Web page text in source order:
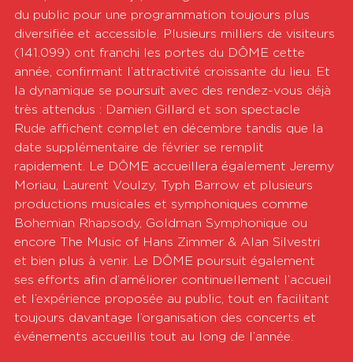
du public pour une programmation toujours plus
diversifiée et accessible. Plusieurs milliers de visiteurs
(141.099) ont franchi les portes du DÔME cette
année, confirmant l’attractivité croissante du lieu. Et
la dynamique se poursuit avec des rendez-vous déjà
très attendus : Damien Gillard et son spectacle
Rude affichent complet en décembre tandis que la
date supplémentaire de février se remplit
rapidement. Le DÔME accueillera également Jeremy
Moriau, Laurent Voulzy, Typh Barrow et plusieurs
productions musicales et symphoniques comme
Bohemian Rhapsody, Goldman Symphonique ou
encore The Music of Hans Zimmer & Alan Silvestri
et bien plus à venir. Le DÔME poursuit également
ses efforts afin d’améliorer continuellement l’accueil
et l’expérience proposée au public, tout en facilitant
toujours davantage l’organisation des concerts et
événements accueillis tout au long de l’année.